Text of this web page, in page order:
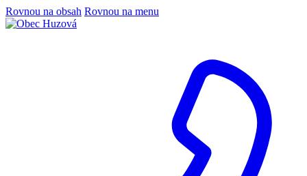
Rovnou na obsah Rovnou na menu